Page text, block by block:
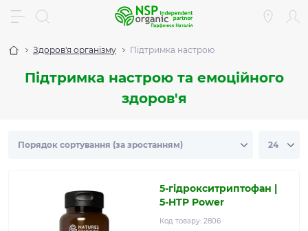
Здоров'я організму Підтримка настрою
Підтримка настрою та емоційного
здоров'я
5-гідрокситриптофан |
5-HTP Power
Код товару: 2806